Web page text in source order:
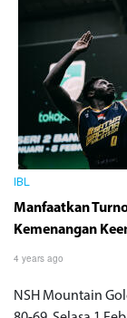
IBL
Manfaatkan
Kemenangan
4 years ago
NSH Mountain